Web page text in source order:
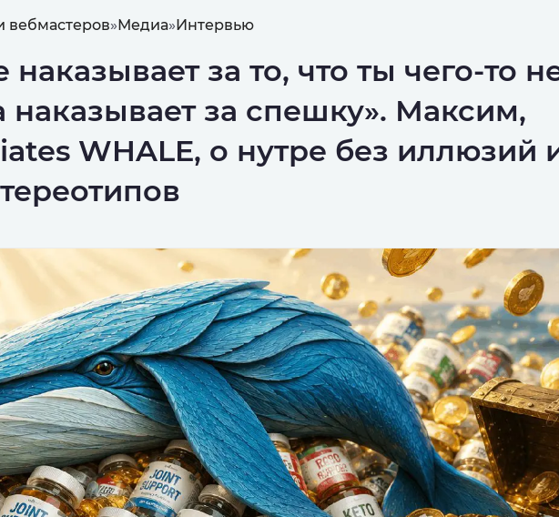
вебмастеров»Медиа»Интервью
наказывает за то, что ты чего-то
за спешку». Максим,
WHALE, о нутре без иллюзий